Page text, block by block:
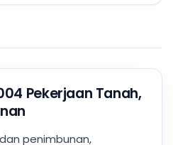
Pekerjaan Tanah,
penimbunan,